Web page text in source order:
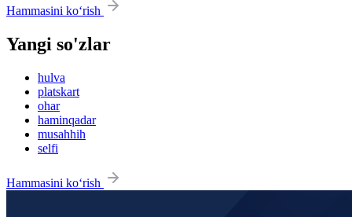
Hammasini ko‘rish
Yangi so'zlar
hulva
platskart
ohar
haminqadar
musahhih
selfi
Hammasini ko‘rish